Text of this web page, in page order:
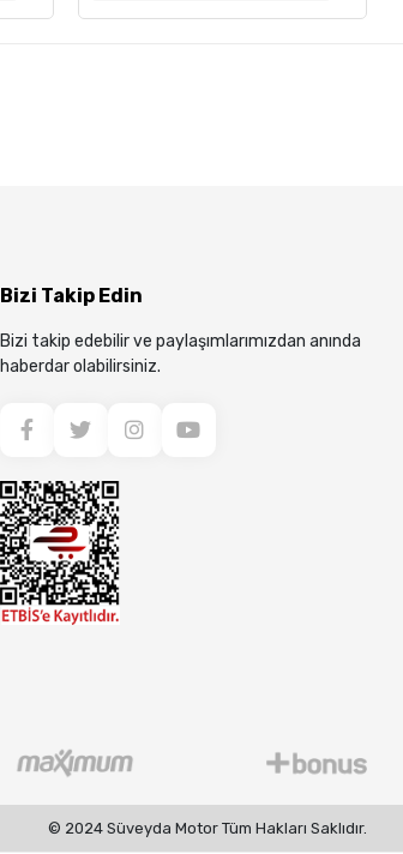
Bizi Takip Edin
Bizi takip edebilir ve paylaşımlarımızdan anında
haberdar olabilirsiniz.
© 2024 Süveyda Motor Tüm Hakları Saklıdır.